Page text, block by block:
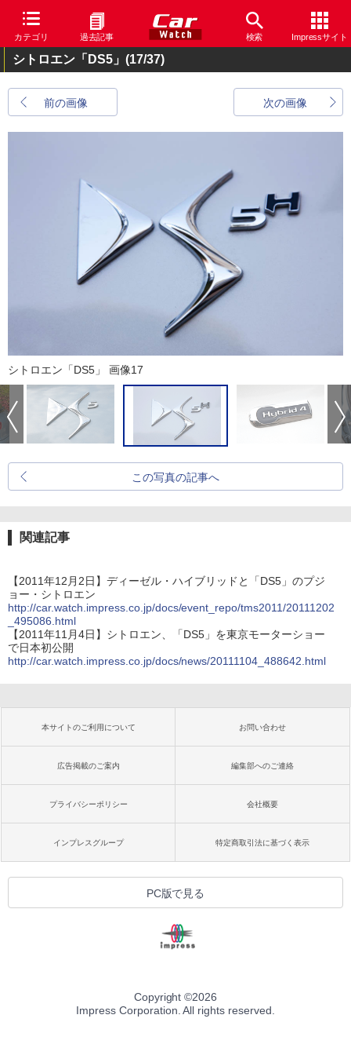
カテゴリ 過去記事 検索 Impressサイト
シトロエン「DS5」 (17/37)
前の画像 次の画像
シトロエン「DS5」 画像17
この写真の記事へ
関連記事
【2011年12月2日】ディーゼル・ハイブリッドと「DS5」のプジ
ョー・シトロエン
http://car.watch.impress.co.jp/docs/event_repo/tms2011/20111202
_495086.html
【2011年11月4日】シトロエン、「DS5」を東京モーターショー
で日本初公開
http://car.watch.impress.co.jp/docs/news/20111104_488642.html
本サイトのご利用について お問い合わせ
広告掲載のご案内 編集部へのご連絡
プライバシーポリシー 会社概要
インプレスグループ 特定商取引法に基づく表示
PC版で見る
Copyright ©2026
Impress Corporation. All rights reserved.